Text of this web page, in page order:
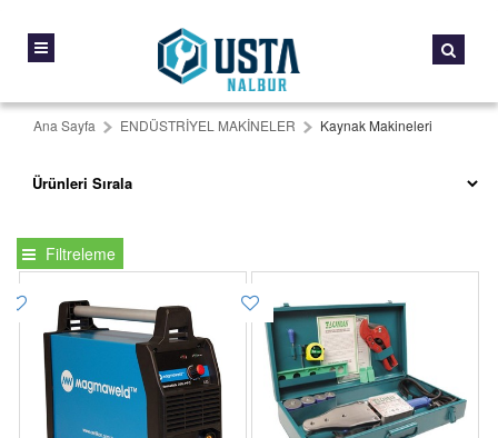
Ana Sayfa ENDÜSTRİYEL MAKİNELER Kaynak Makineleri
Filtreleme